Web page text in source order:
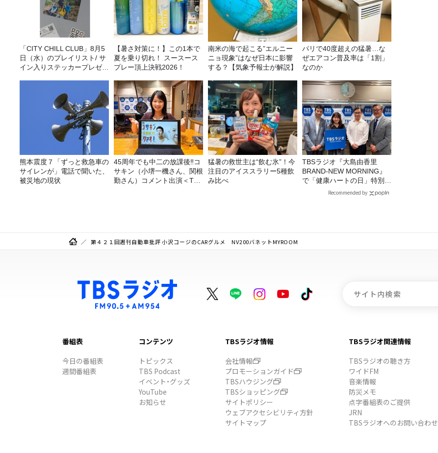
「CITY CHILL CLUB」8月5
日（水）のプレイリスト/ サ
イン入りステッカープレゼン
【暑さ対策に！】この1本で
夏を乗り切れ！ スースース
プレー頂上決戦2026！
南米の海で起こる”エルニー
ニョ現象”はなぜ日本に影響
する？【気象予報士が解説】
パリで40度超えの猛暑…な
ぜエアコン普及率は「1割」
なのか
熊本震度７「ずっと救急車の
サイレンが」電話で聞いた、
被災地の現状
45周年でも中二の放課後‼コ
サキン（小堺一機さん、関根
勤さん）コメント出演＜TBS
猛暑の救世主は“飲む氷”！今
注目のアイススラリー5種飲
み比べ
TBSラジオ『大島由香里
BRAND-NEW MORNING』
で「健康ハートの日」特別企
画を8/10（月）に放送
Recommended by
第４２１回週刊自動車批評 小沢コージのCARグルメ NV200バネットMYROOM
番組表
今日の番組表
週間番組表
コンテンツ
トピックス
TBS Podcast
イベント・グッズ
YouTube
お知らせ
TBSラジオ情報
会社情報
プロモーションガイド
TBSハウジング
TBSショッピング
サイトポリシー
ウェブアクセシビリティ方針
サイトマップ
TBSラジオ関連情報
TBSラジオの聴き方
ワイドFM
音楽情報
防災メモ
点字番組表のご提供
JRN
TBSラジオへのお問い合わせ